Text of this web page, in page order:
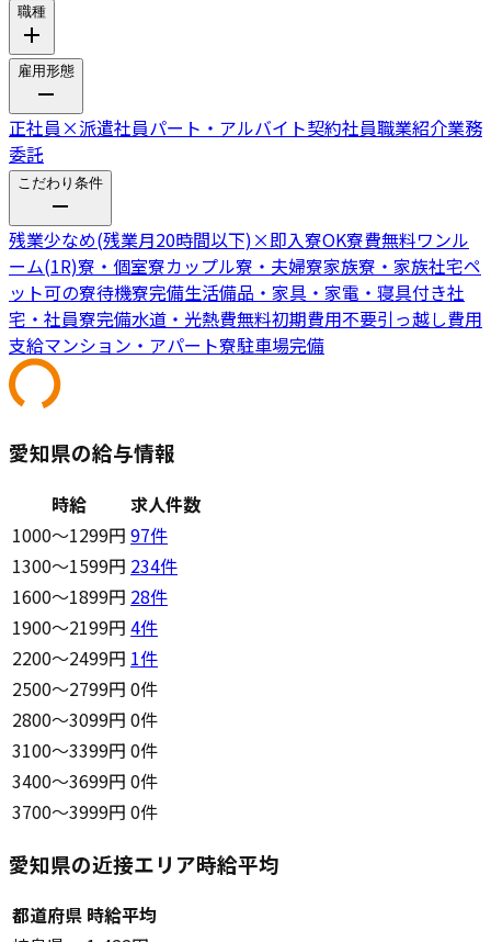
職種
雇用形態
正社員 ×派遣社員パート・アルバイト契約社員職業紹介業務
委託
こだわり条件
残業少なめ(残業月20時間以下)×即入寮OK寮費無料ワンル
ーム(1R)寮・個室寮カップル寮・夫婦寮家族寮・家族社宅ペ
ット可の寮待機寮完備生活備品・家具・家電・寝具付き社
宅・社員寮完備水道・光熱費無料初期費用不要引っ越し費用
支給マンション・アパート寮駐車場完備
愛知県の給与情報
時給
求人件数
1000〜1299円 97件
1300〜1599円 234件
1600〜1899円 28件
1900〜2199円 4件
2200〜2499円 1件
2500〜2799円 0件
2800〜3099円 0件
3100〜3399円 0件
3400〜3699円 0件
3700〜3999円 0件
愛知県の近接エリア時給平均
都道府県 時給平均